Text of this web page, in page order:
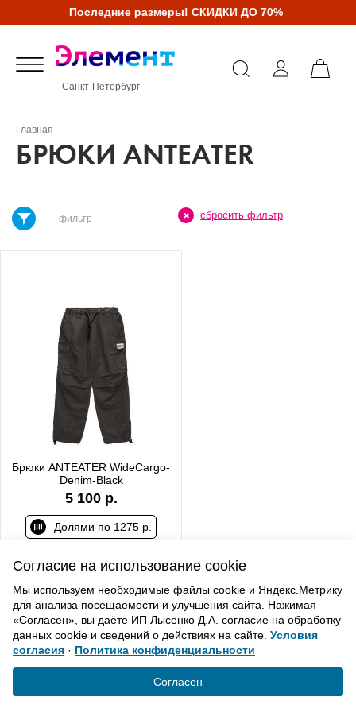
Последние размеры! СКИДКИ ДО 70%
Санкт-Петербург
Главная
БРЮКИ ANTEATER
— фильтр сбросить фильтр
Брюки ANTEATER WideCargo-
Denim-Black
5 100 р.
Долями по 1275 р.
ВВЕРХ
Политика конфиденциальности
Согласие на обработку
© «Элемент». 2013-2021 Все права защищены.
Согласие на использование cookie
Мы используем необходимые файлы cookie и Яндекс.Метрику
для анализа посещаемости и улучшения сайта. Нажимая
«Согласен», вы даёте ИП Лысенко Д.А. согласие на обработку
данных cookie и сведений о действиях на сайте. Условия
согласия · Политика конфиденциальности
Согласен